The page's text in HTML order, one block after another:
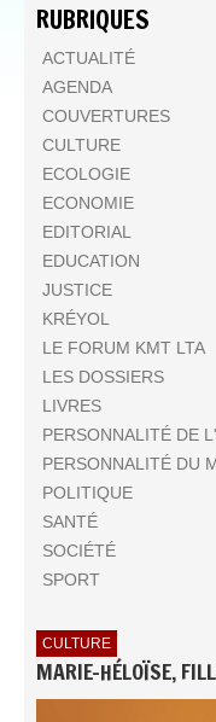
RUBRIQUES
ACTUALITÉ
AGENDA
COUVERTURES
CULTURE
ECOLOGIE
ECONOMIE
EDITORIAL
EDUCATION
JUSTICE
KRÉYOL
LE FORUM KMT LTA
LES DOSSIERS
LIVRES
PERSONNALITÉ DE
PERSONNALITÉ DU
POLITIQUE
SANTÉ
SOCIÉTÉ
SPORT
CULTURE
MARIE-HÉLOÏSE,